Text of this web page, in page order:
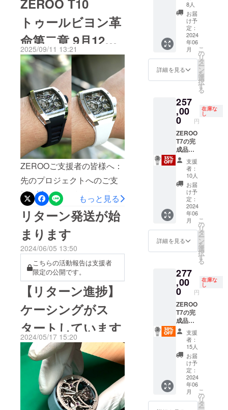
初のプロダクトを明日発表
いたします。新世代ZEROO
のために開発した流線型ト
ノーのボディにオートマ
チックトゥールビヨン搭載
モデルです。ZEROOの真骨
頂であるスケルトンを深化
させた一本です。全世界限
定100本、ローターにシリア
ル刻印が入ります。下記よ
りプロジェクトページをご
確認いただけます。プロ
ジェクトページ：
https://camp-
fire.jp/projects/914474/previ
ewどうぞよろしくお願い申
し上げます。ゼロタイム株
式会社
トゥールビヨン革
命第二章 9月12日
11時よりクラウド
ファンディング
「machi-ya」で先
行予約受付開始
2025/09/11 13:21
ZEROOご支援者の皆様へ：
先のプロジェクトへのご支
援を誠にありがとうござい
ました。さて2025年9月新
しい商品を発表いたしま
す。新開発自動巻ムーブメ
ントCal.ZT08を搭載したト
ノー型のフライングトゥー
ルビヨンZEROO T10を明日
9月12日の午前11時より先
行予約受付開始いたしま
す。ZEROOトゥールビヨン
革命第二章 T10スケルトン
オートマチック機械式腕時
計プロジェクトページ：
https://camp-
fire.jp/projects/874354/previ
もっと見る
リターン発送が始
まります
2024/06/05 13:50
こちらの活動報告は支援者
限定の公開です。
【リターン進捗】
ケーシングがス
タートしています
2024/05/17 15:20
確な情報を
得ることが
出来ます。
それではな
ぜ、ひとは
腕時計を着
けるので
生活に彩り
を加えるた
め、自分の
生き方を表
明するた
め、仲間と
の絆を深め
様々な理
由、哲学、
信条があげ
られると思
います。ゼ
ロタイム
は、腕時計
か？を自ら
の内で徹底
的に問い直
し、我々自
身のフィロ
ソフィーを
形にしたい
と願ってい
み/送料
無料 配
送：日
本郵便
ゆう
パック
※一般販
売価格
396,000
円 ※ 割
引率は
体の一
般販売
価格に
対する
もので
す。
8人
お届
け予
定：
2024
年06
月
詳細を見る
こ
の
リ
タ
ー
ン
を
選
択
す
る
257
,00
0 円
在庫な
し
ZEROO
T7の完
成品腕
時計を1
本 税込
み/送料
無料 配
送：日
本郵便
ゆう
パック
※一般販
売価格
396,000
円 ※ 割
引率は
体の一
般販売
価格に
対する
もので
す。
支援
者：
10人
お届
け予
定：
2024
年06
月
詳細を見る
こ
の
リ
タ
ー
ン
を
選
択
す
る
277
,00
0 円
在庫な
し
ZEROO
T7の完
成品腕
時計を1
本 税込
み/送料
無料 配
送：日
本郵便
ゆう
パック
※一般販
売価格
支援
者：
15人
お届
け予
定：
2024
年06
月
こ
の
リ
タ
ー